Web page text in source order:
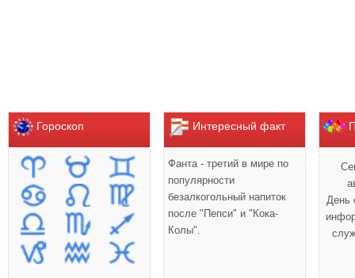
Гороскоп Интересный факт
Фанта - третий в мире по
популярности
безалкогольный напиток
после "Пепси" и "Кока-
Колы".
День